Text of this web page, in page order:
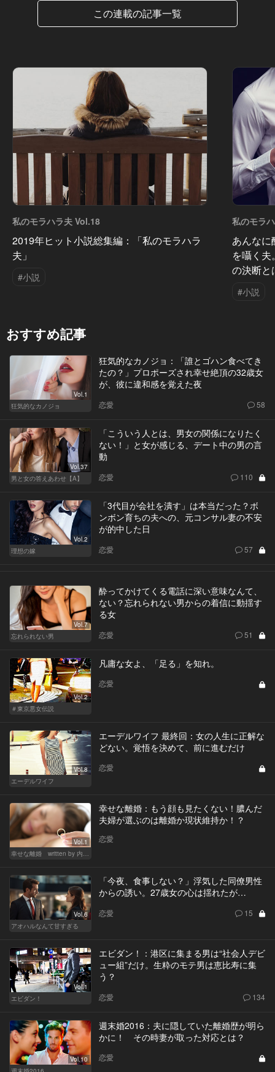
この連載の記事一覧
私のモラハラ夫 Vol.18
2019年ヒット小説総集編：「私のモラハラ
夫」
#小説
私のモラ
あんな
を囁く
の決断と
#小説
おすすめ記事
Vol.1
狂気的なカノジョ
狂気的なカノジョ：「誰とゴハン食べてき
たの？」プロポーズされ幸せ絶頂の32歳女
が、彼に違和感を覚えた夜
恋愛 58
Vol.37
男と女の答えあわせ【A】
「こういう人とは、男女の関係になりたく
ない！」と女が感じる、デート中の男の言
動
恋愛 110
Vol.2
理想の嫁
「3代目が会社を潰す」は本当だった？ボ
ンボン育ちの夫への、元コンサル妻の不安
が的中した日
恋愛 57
Vol.7
忘れられない男
酔ってかけてくる電話に深い意味なんて、
ない？忘れられない男からの着信に動揺す
る女
恋愛 51
Vol.2
＃東京悪女伝説
凡庸な女よ、「足る」を知れ。
恋愛
Vol.8
エーデルワイフ
エーデルワイフ 最終回：女の人生に正解な
どない。覚悟を決めて、前に進むだけ
恋愛
Vol.1
幸せな離婚 written by 内埜さくら
幸せな離婚：もう顔も見たくない！膿んだ
夫婦が選ぶのは離婚か現状維持か！？
恋愛
Vol.6
アオハルなんて甘すぎる
「今夜、食事しない？」浮気した同僚男性
からの誘い。27歳女の心は揺れたが…
恋愛 15
Vol.1
エビダン！
エビダン！：港区に集まる男は“社会人デビ
ュー組”だけ。生粋のモテ男は恵比寿に集
う？
恋愛 134
Vol.10
週末婚2016：夫に隠していた離婚歴が明ら
かに！ その時妻が取った対応とは？
恋愛